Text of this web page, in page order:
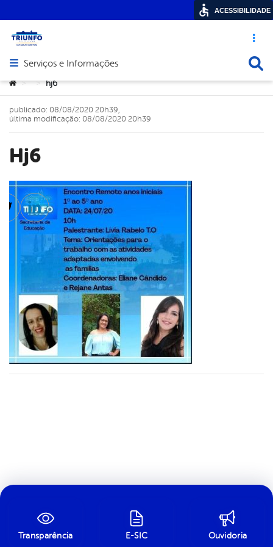
Acesso
Abrir menu principal de navegação
Serviços e Informações
Você está aqui:
> > hj6
hj6
publicado: 08/08/2020 20h39,
última modificação: 08/08/2020 20h39
TwitterLinkedin
Transparência E-SIC Ouvidoria
ACESSIBILIDADE